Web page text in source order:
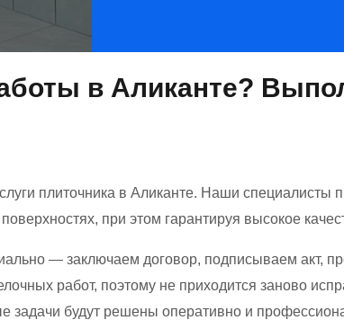
в Аликанте?
плиточника в Аликанте. Наши специалисты
при этом гарантируя высокое
— заключаем договор, подписываем акт,
работ, поэтому не приходится заново
будут решены оперативно и